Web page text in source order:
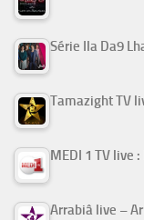
Tamazight TV
MEDI 1 TV live
Arrabiâ live –